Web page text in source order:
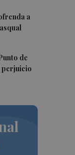
a
de
perjuicio